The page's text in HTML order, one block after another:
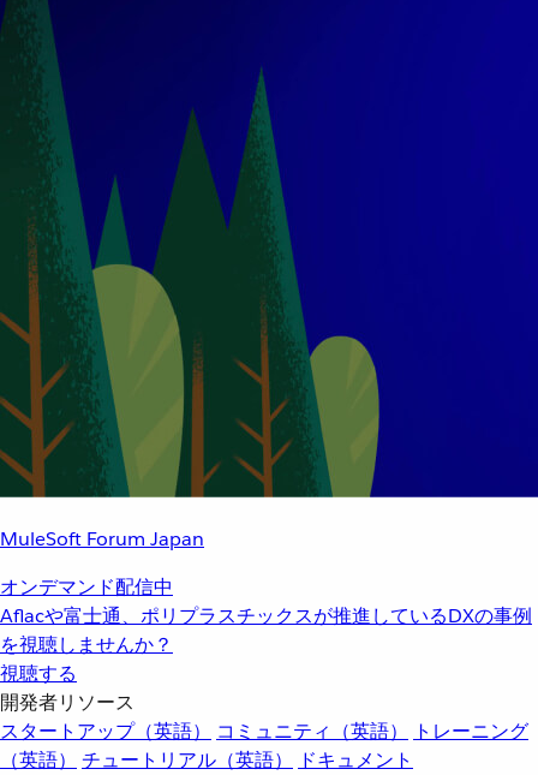
MuleSoft Forum Japan
オンデマンド配信中
Aflacや富士通、ポリプラスチックスが推進しているDXの事例
を視聴しませんか？
視聴する
開発者リソース
スタートアップ（英語）
コミュニティ（英語）
トレーニング
（英語）
チュートリアル（英語）
ドキュメント